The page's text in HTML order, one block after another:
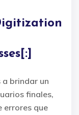
a brindar un
finales,
errores que